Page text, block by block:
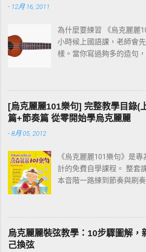
- 12月 16, 2011
為什麼要練習 《烏克麗麗
小時候上國語課，老師會
樣。當你寫過夠多的造句
的道理。先把一個個小樂
都到位之後，再去按和弦
成一件輕鬆自然的事。基
才走得快。
[烏克麗麗101樂句] 完整教學目錄(
篇+節奏篇 從零開始學烏克麗麗
-8月 05, 2012
《烏克麗麗101樂句》是
計的免費自學課程。 整套
本音階一路練到節奏與刷
問，歡迎在文章下方留言
「001 C調基本音階」開
還不清楚為什麼要練樂句
練習烏克麗麗101樂句？〉
烏克麗麗裝弦教學：10步驟圖解，
己換弦